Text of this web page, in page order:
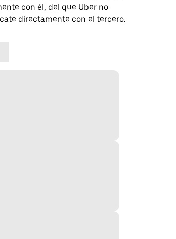
con él, del que Uber no
directamente con el tercero.